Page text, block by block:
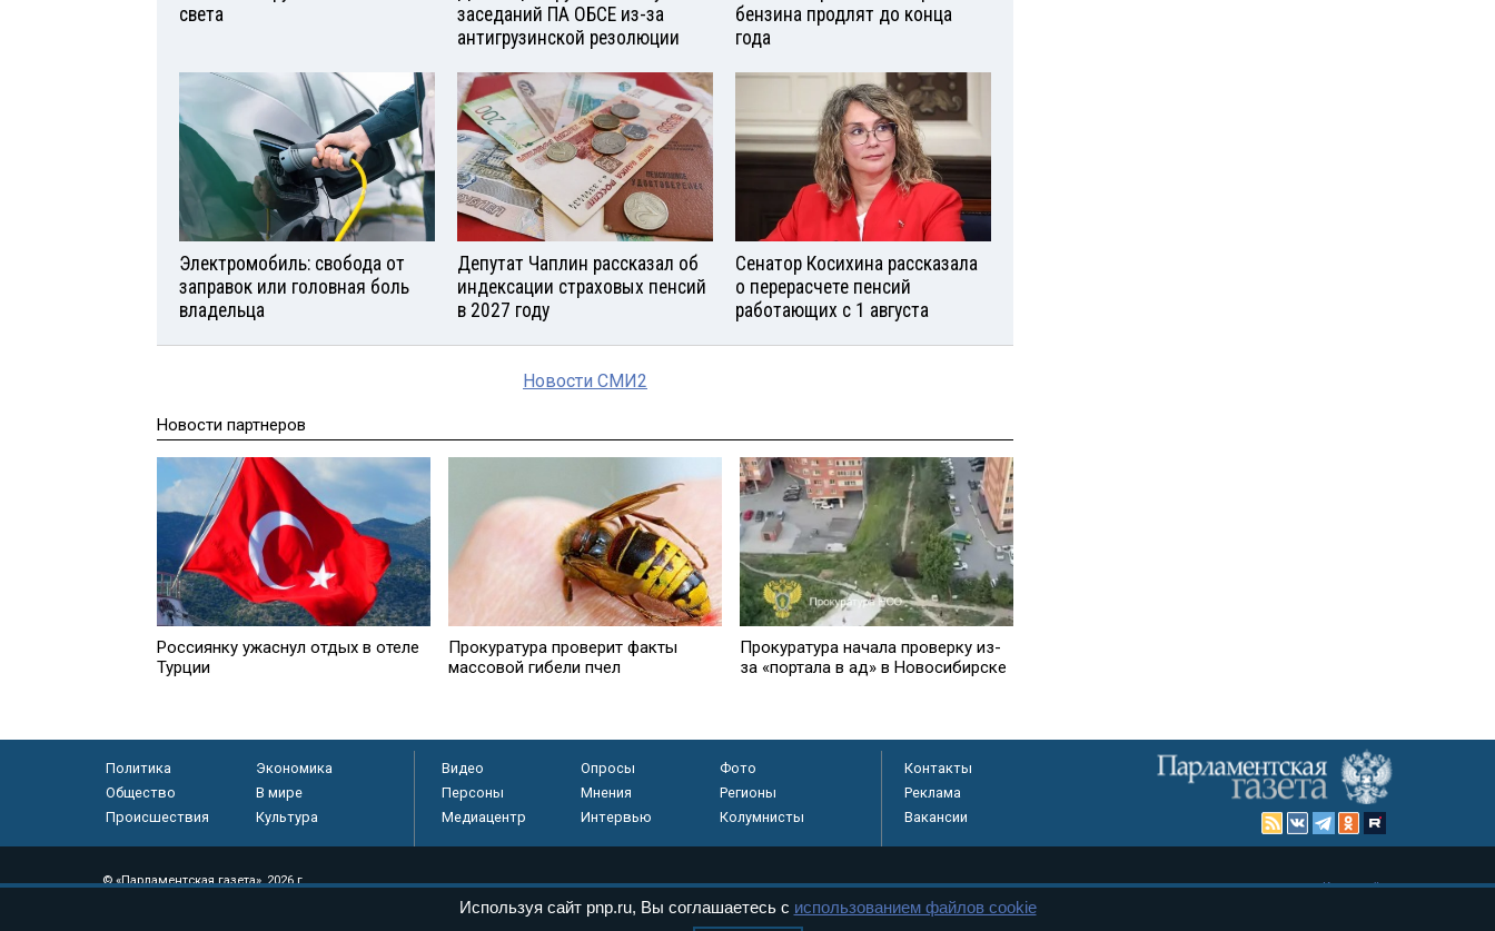
света
заседаний ПА ОБСЕ из-за
антигрузинской резолюции
бензина продлят до конца
года
Электромобиль: свобода от
заправок или головная боль
владельца
Депутат Чаплин рассказал об
индексации страховых пенсий
в 2027 году
Сенатор Косихина рассказала
о перерасчете пенсий
работающих с 1 августа
Новости СМИ2
Новости партнеров
Россиянку ужаснул отдых в отеле
Турции
Прокуратурa проверит факты
массовой гибели пчел
Прокуратура начала проверку из-
за «портала в ад» в Новосибирске
Политика
Экономика
Общество
В мире
Происшествия
Культура
Видео Опросы
Фото
Персоны
Мнения
Регионы
Медиацентр
Интервью Колумнисты
Контакты
Реклама
Вакансии
© «Парламентская газета», 2026 г.
Электронное периодическое издание «Парламентская газета» зарегистрировано в
Карта сайта
Используя сайт pnp.ru, Вы соглашаетесь с использованием файлов cookie